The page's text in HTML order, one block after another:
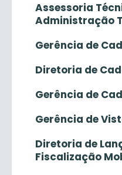
Assessoria
Administração
Gerência de
Diretoria de
Gerência de
Gerência de
Diretoria de
Fiscalização